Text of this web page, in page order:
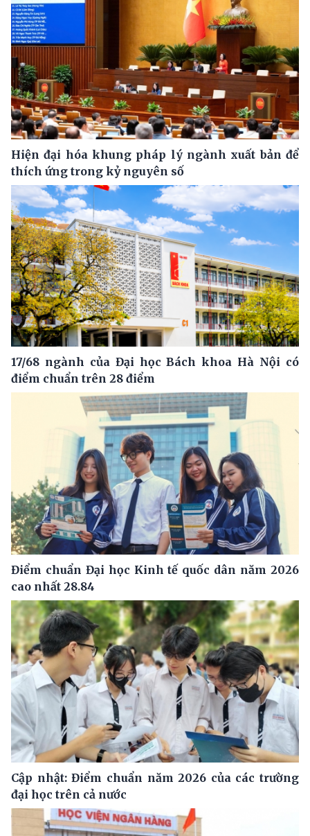
Hiện đại hóa khung pháp lý ngành xuất bản để
thích ứng trong kỷ nguyên số
17/68 ngành của Đại học Bách khoa Hà Nội có
điểm chuẩn trên 28 điểm
Điểm chuẩn Đại học Kinh tế quốc dân năm 2026
cao nhất 28.84
Cập nhật: Điểm chuẩn năm 2026 của các trường
đại học trên cả nước